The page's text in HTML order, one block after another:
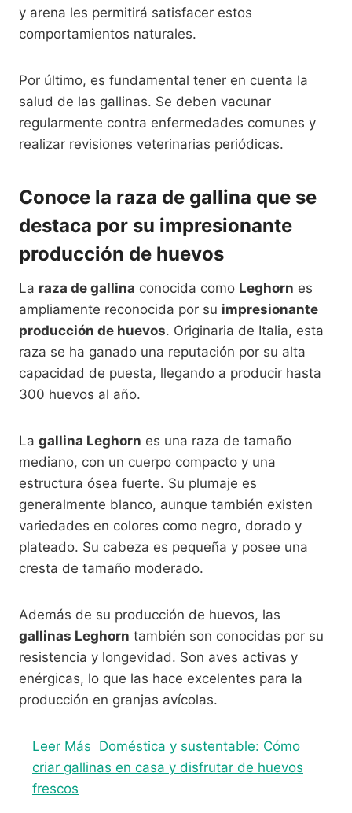
y arena les permitirá satisfacer estos
comportamientos naturales.
Por último, es fundamental tener en cuenta la
salud de las gallinas. Se deben vacunar
regularmente contra enfermedades comunes y
realizar revisiones veterinarias periódicas.
Conoce la raza de gallina que se
destaca por su impresionante
producción de huevos
La raza de gallina conocida como Leghorn es
ampliamente reconocida por su impresionante
producción de huevos. Originaria de Italia, esta
raza se ha ganado una reputación por su alta
capacidad de puesta, llegando a producir hasta
300 huevos al año.
La gallina Leghorn es una raza de tamaño
mediano, con un cuerpo compacto y una
estructura ósea fuerte. Su plumaje es
generalmente blanco, aunque también existen
variedades en colores como negro, dorado y
plateado. Su cabeza es pequeña y posee una
cresta de tamaño moderado.
Además de su producción de huevos, las
gallinas Leghorn también son conocidas por su
resistencia y longevidad. Son aves activas y
enérgicas, lo que las hace excelentes para la
producción en granjas avícolas.
Leer Más Doméstica y sustentable: Cómo
criar gallinas en casa y disfrutar de huevos
frescos